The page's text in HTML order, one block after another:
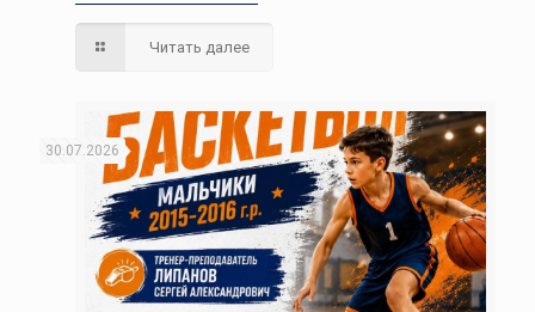
Читать далее
30.07.2026